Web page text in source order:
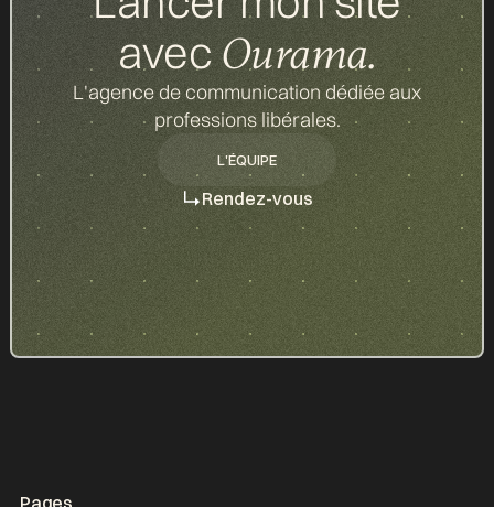
avecOurama.
L'agence de communication dédiée aux
professions libérales.
L'ÉQUIPE
L'ÉQUIPE
Rendez-vous
Pages